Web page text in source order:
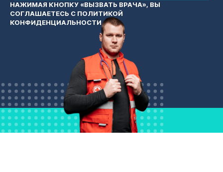
НАЖИМАЯ КНОПКУ «ВЫЗВАТЬ ВРАЧА», ВЫ
СОГЛАШАЕТЕСЬ С ПОЛИТИКОЙ
КОНФИДЕНЦИАЛЬНОСТИ